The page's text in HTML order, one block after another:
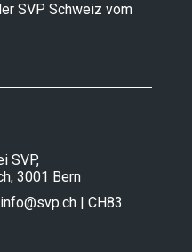
SVP Schweiz vom
SVP,
3001 Bern
info@svp.ch | CH83